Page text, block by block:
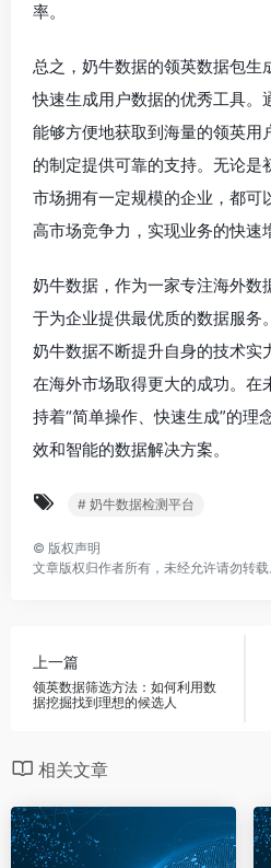
率。
总之，奶牛数据的领英数据包生
快速生成用户数据的优秀工具。
能够方便地获取到海量的领英用
的制定提供可靠的支持。无论是
市场拥有一定规模的企业，都可
高市场竞争力，实现业务的快速
奶牛数据，作为一家专注海外数
于为企业提供最优质的数据服务
奶牛数据不断提升自身的技术实
在海外市场取得更大的成功。在
持着“简单操作、快速生成”的理
效和智能的数据解决方案。
# 奶牛数据检测平台
© 版权声明
文章版权归作者所有，未经允许请勿转载
上一篇
领英数据筛选方法：如何利用数
据挖掘找到理想的候选人
相关文章